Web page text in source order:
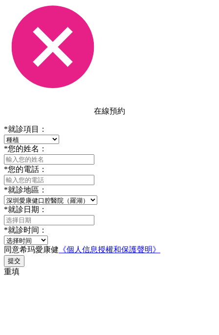
在線預約
*就診項目：
*您的姓名：
*您的電話：
*就診地區：
*就診日期：
*就診时间：
同意希玛愛康健 《個人信息授權和保護聲明》
提交
重填